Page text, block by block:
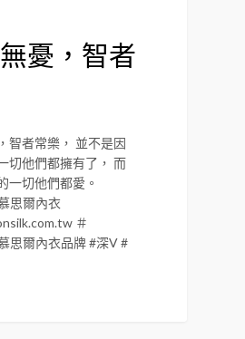
憂，智者
智者常樂， 並不是因
切他們都擁有了， 而
一切他們都愛。
思爾內衣
＃
思爾內衣品牌 #深V #